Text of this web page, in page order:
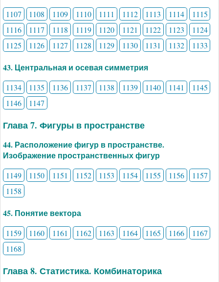
1107 1108 1109 1110 1111 1112 1113 1114
1115
1116
1117 1118 1119 1120 1121 1122 1123
1124
1125
1126 1127 1128 1129 1130 1131 1132 1133
43. Центральная и осевая симметрия
1134 1135 1136 1137 1138 1139 1140 1141
1145
1146
1147
Глава 7. Фигуры в пространстве
44. Расположение фигур в пространстве.
Изображение пространственных фигур
1149 1150 1151 1152 1153 1154 1155 1156
1157
1158
45. Понятие вектора
1159 1160 1161 1162 1163 1164 1165 1166
1167
1168
Глава 8. Статистика. Комбинаторика